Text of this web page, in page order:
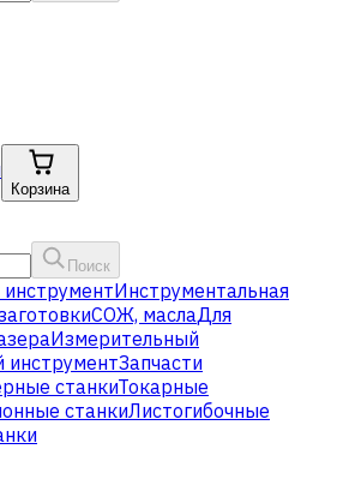
Корзина
Поиск
Инструментальная
СОЖ, маслаДля
Измерительный
инструментЗапчасти
станкиТокарные
станкиЛистогибочные